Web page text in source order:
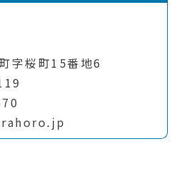
字桜町15番地6